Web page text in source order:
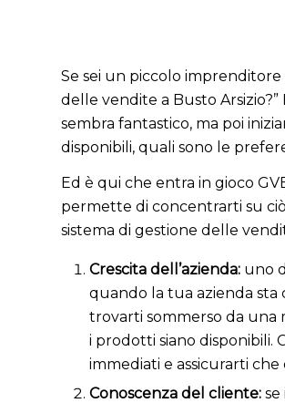
Se sei un piccolo
delle vendite a Busto
sembra fantastico, ma poi
disponibili, quali sono le
Ed è qui che entra in gioco
permette di concentrarti su
sistema di gestione delle
Crescita dell’azienda: uno
quando la tua azienda sta
trovarti sommerso da una
i prodotti siano
immediati e assicurarti
Conoscenza del cliente: se